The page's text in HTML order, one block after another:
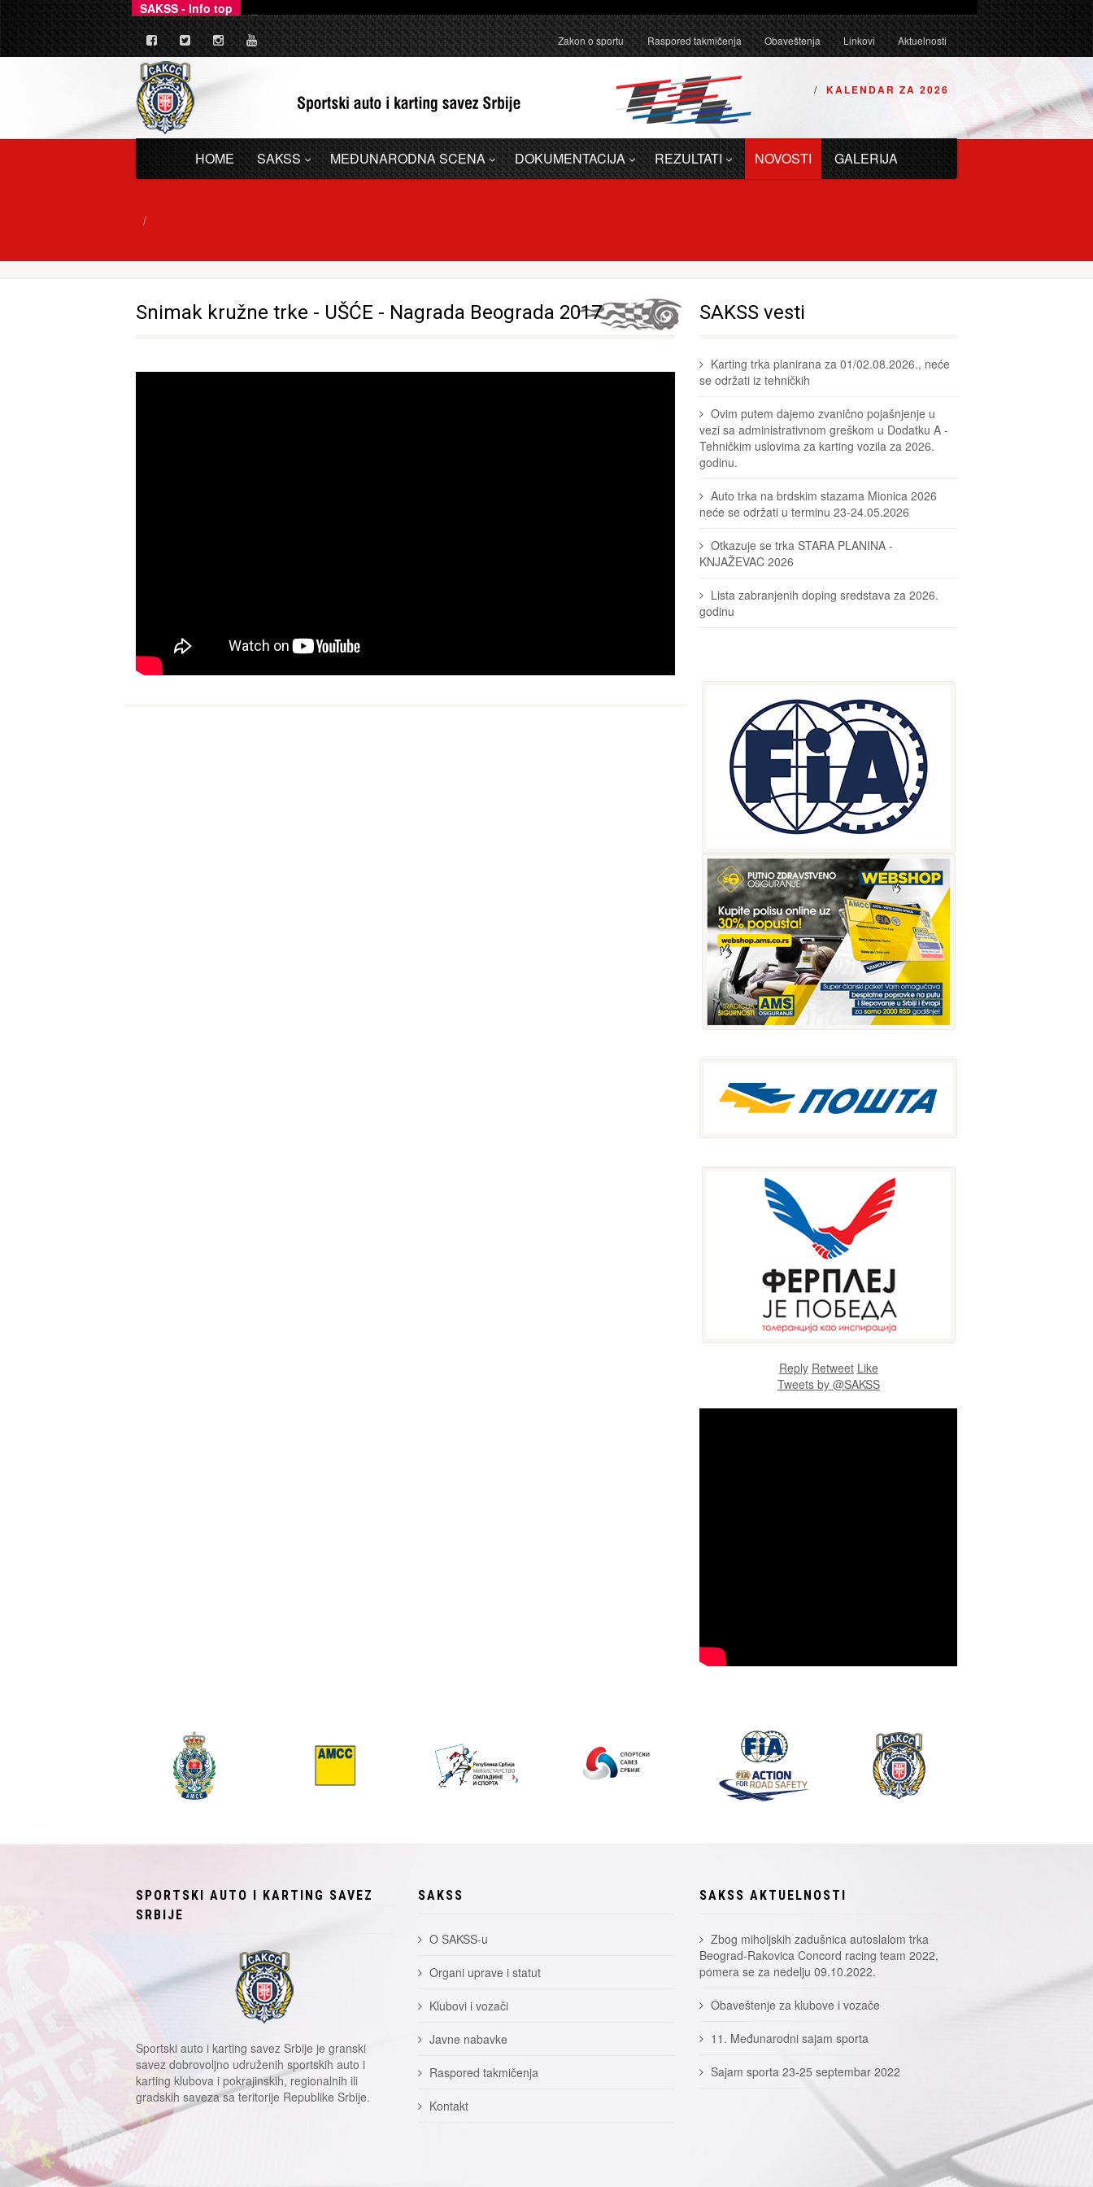
SAKSS - Info top
Zakon o sportu Raspored takmičenja Obaveštenja Linkovi Aktuelnosti
KALENDAR ZA 2026
HOME SAKSS MEĐUNARODNA SCENA DOKUMENTACIJA REZULTATI NOVOSTI GALERIJA
Snimak kružne trke - UŠĆE - Nagrada Beograda 2017 SAKSS vesti
Karting trka planirana za 01/02.08.2026., neće
se održati iz tehničkih
Ovim putem dajemo zvanično pojašnjenje u
vezi sa administrativnom greškom u Dodatku A -
Tehničkim uslovima za karting vozila za 2026.
godinu.
Auto trka na brdskim stazama Mionica 2026
neće se održati u terminu 23-24.05.2026
Otkazuje se trka STARA PLANINA -
KNJAŽEVAC 2026
Lista zabranjenih doping sredstava za 2026.
godinu
Reply Retweet Like
Tweets by @SAKSS
SPORTSKI AUTO I KARTING SAVEZ
SRBIJE
Sportski auto i karting savez Srbije je granski
savez dobrovoljno udruženih sportskih auto i
karting klubova i pokrajinskih, regionalnih ili
gradskih saveza sa teritorije Republike Srbije.
SAKSS
O SAKSS-u
Organi uprave i statut
Klubovi i vozači
Javne nabavke
Raspored takmičenja
Kontakt
SAKSS AKTUELNOSTI
Zbog miholjskih zadušnica autoslalom trka
Beograd-Rakovica Concord racing team 2022,
pomera se za nedelju 09.10.2022.
Obaveštenje za klubove i vozače
11. Međunarodni sajam sporta
Sajam sporta 23-25 septembar 2022